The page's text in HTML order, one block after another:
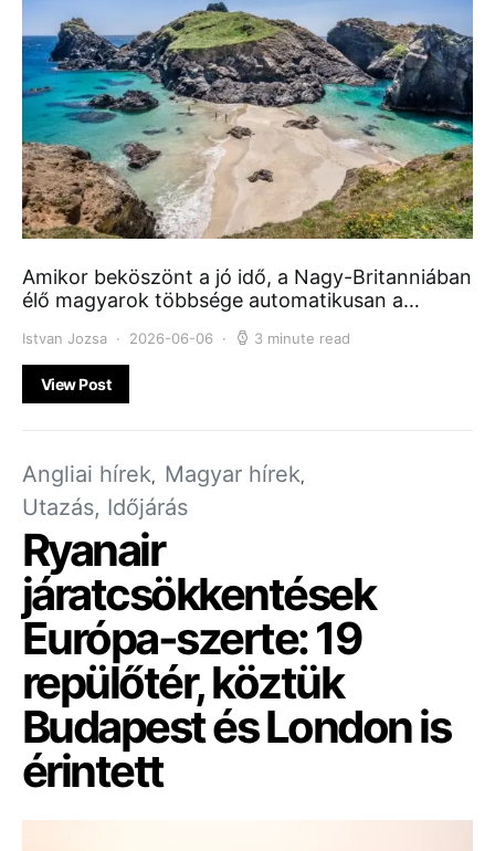
Amikor beköszönt a jó idő, a Nagy-Britanniában
élő magyarok többsége automatikusan a…
Istvan Jozsa 2026-06-06 3 minute read
View Post
Angliai hírek Magyar hírek
Utazás, Időjárás
Ryanair
járatcsökkentések
Európa-szerte: 19
repülőtér, köztük
Budapest és London is
érintett